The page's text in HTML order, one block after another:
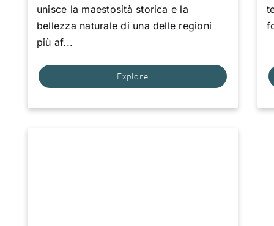
unisce la maestosità storica e la
bellezza naturale di una delle regioni
più af...
Explore